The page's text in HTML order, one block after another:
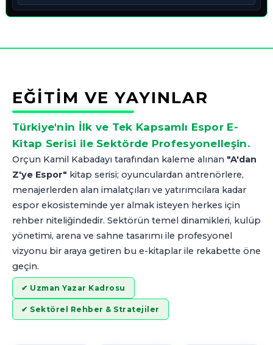
EĞİTİM VE YAYINLAR
Türkiye'nin İlk ve Tek Kapsamlı Espor E-
Kitap Serisi ile Sektörde Profesyonelleşin.
Orçun Kamil Kabadayı tarafından kaleme alınan "A'dan
Z'ye Espor" kitap serisi; oyunculardan antrenörlere,
menajerlerden alan imalatçıları ve yatırımcılara kadar
espor ekosisteminde yer almak isteyen herkes için
rehber niteliğindedir. Sektörün temel dinamikleri, kulüp
yönetimi, arena ve sahne tasarımı ile profesyonel
vizyonu bir araya getiren bu e-kitaplar ile rekabette öne
geçin.
✔ Uzman Yazar Kadrosu
✔ Sektörel Rehber & Stratejiler